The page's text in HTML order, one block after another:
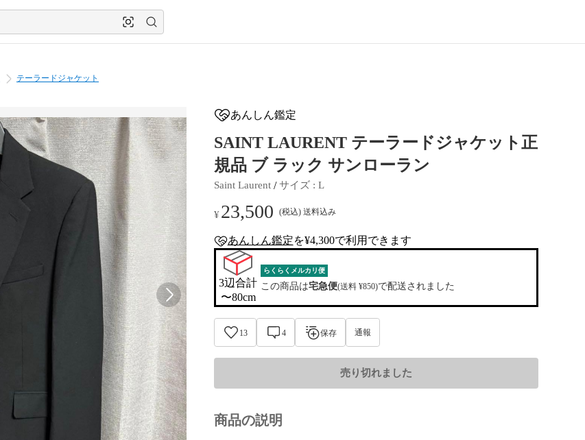
テーラードジャケット
あんしん鑑定
SAINT LAURENT テーラードジャケット正
規品 ブ ラック サンローラン
Saint Laurent / サイズ : L
¥ 23,500 (税込) 送料込み
anshin-appraisal-tag
あんしん鑑定を¥4,300で利用できます
3辺合計
〜80cm
らくらくメルカリ便
この商品は宅急便(送料 ¥850)で配送されました
13 4 保存 通報
売り切れました
商品の説明